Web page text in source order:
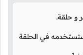
و حلقة.
في الحلقة